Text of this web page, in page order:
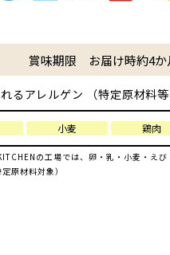
賞味期限 お届け時約4か
るアレルゲン （特定原材料等
小麦 鶏肉
の工場では、卵・乳・小麦・えび
原材料対象）